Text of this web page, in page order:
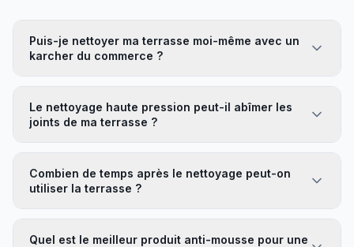
Puis-je nettoyer ma terrasse moi-même avec un
karcher du commerce ?
Le nettoyage haute pression peut-il abîmer les
joints de ma terrasse ?
Combien de temps après le nettoyage peut-on
utiliser la terrasse ?
Quel est le meilleur produit anti-mousse pour une